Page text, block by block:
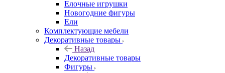
Елочные игрушки
Новогодние фигуры
Ели
Комплектующие мебели
Декоративные товары
Назад
Декоративные товары
Фигуры